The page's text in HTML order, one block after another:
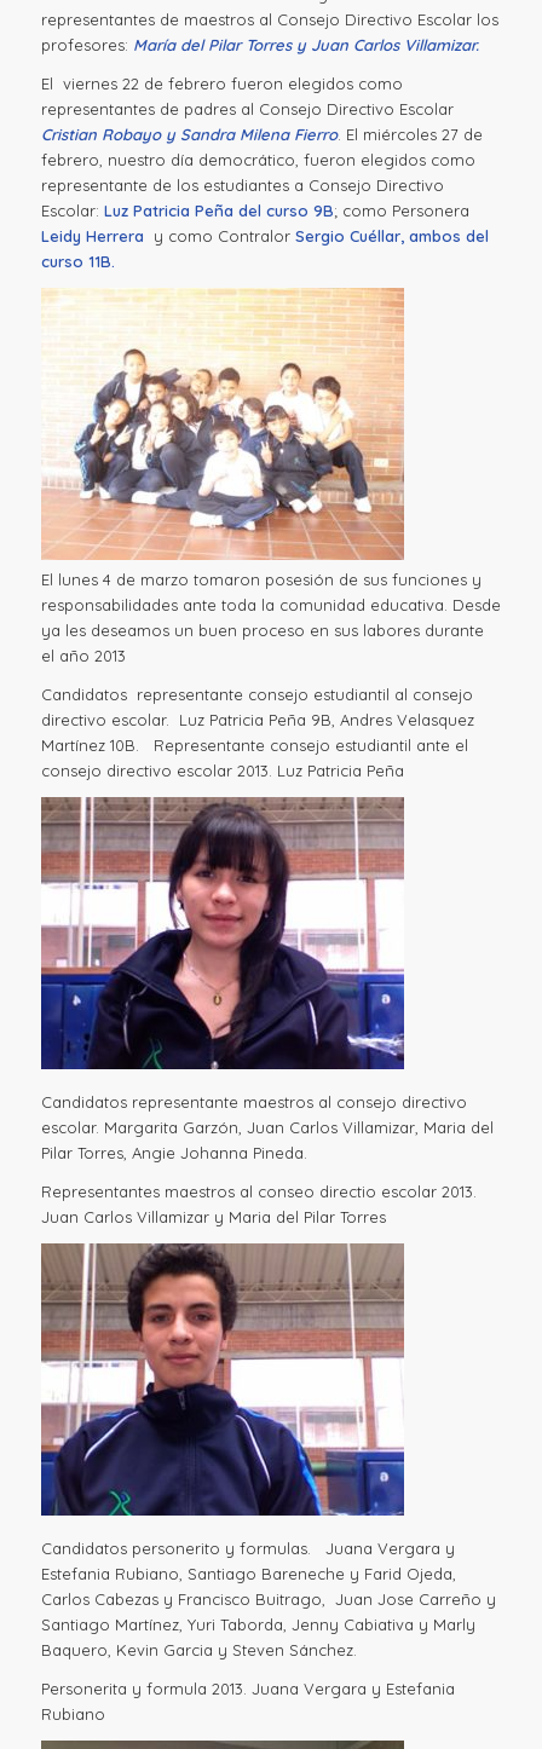
representantes de maestros al Consejo Directivo Escolar los
profesores: María del Pilar Torres y Juan Carlos Villamizar.
El viernes 22 de febrero fueron elegidos como
representantes de padres al Consejo Directivo Escolar
Cristian Robayo y Sandra Milena Fierro. El miércoles 27 de
febrero, nuestro día democrático, fueron elegidos como
representante de los estudiantes a Consejo Directivo
Escolar: Luz Patricia Peña del curso 9B; como Personera
Leidy Herrera y como Contralor Sergio Cuéllar, ambos del
curso 11B.
El lunes 4 de marzo tomaron posesión de sus funciones y
responsabilidades ante toda la comunidad educativa. Desde
ya les deseamos un buen proceso en sus labores durante
el año 2013
Candidatos representante consejo estudiantil al consejo
directivo escolar. Luz Patricia Peña 9B, Andres Velasquez
Martínez 10B. Representante consejo estudiantil ante el
consejo directivo escolar 2013. Luz Patricia Peña
Candidatos representante maestros al consejo directivo
escolar. Margarita Garzón, Juan Carlos Villamizar, Maria del
Pilar Torres, Angie Johanna Pineda.
Representantes maestros al conseo directio escolar 2013.
Juan Carlos Villamizar y Maria del Pilar Torres
Candidatos personerito y formulas. Juana Vergara y
Estefania Rubiano, Santiago Bareneche y Farid Ojeda,
Carlos Cabezas y Francisco Buitrago, Juan Jose Carreño y
Santiago Martínez, Yuri Taborda, Jenny Cabiativa y Marly
Baquero, Kevin Garcia y Steven Sánchez.
Personerita y formula 2013. Juana Vergara y Estefania
Rubiano